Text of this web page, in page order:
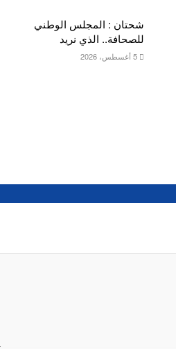
شحتان : المجلس الوطني
للصحافة.. الذي نريد
5 أغسطس، 2026